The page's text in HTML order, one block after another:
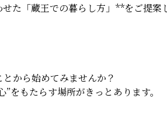
た「蔵王での暮らし方」**をご提案
から始めてみませんか？
をもたらす場所がきっとあります。